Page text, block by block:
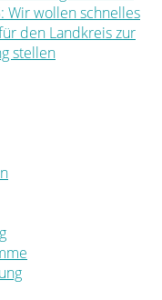
Wir wollen schnelles
den Landkreis zur
stellen